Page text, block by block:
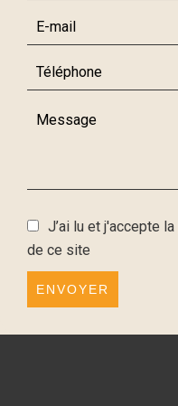
J’ai lu et j'accepte la
de ce site
ENVOYER